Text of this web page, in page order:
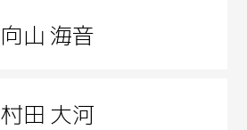
向山 海音
村田 大河